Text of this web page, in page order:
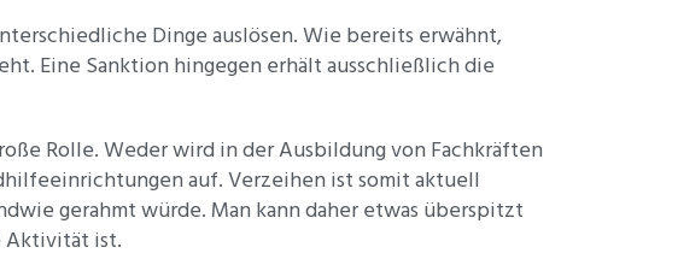
Dinge auslösen. Wie bereits erwähnt,
Eine Sanktion hingegen erhält ausschließlich die
Rolle. Weder wird in der Ausbildung von Fachkräften
auf. Verzeihen ist somit aktuell
gerahmt würde. Man kann daher etwas überspitzt
Aktivität ist.